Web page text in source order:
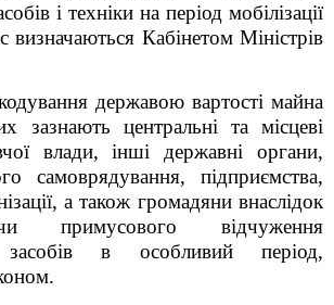
і техніки на період мобілізації
визначаються Кабінетом Міністрів
державою вартості майна
зазнають центральні та місцеві
влади, інші державні органи,
самоврядування, підприємства,
а також громадяни внаслідок
примусового відчуження
засобів в особливий період,